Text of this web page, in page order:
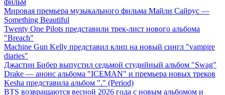
фильм
Мировая премьера музыкального фильма Майли Сайрус —
Something Beautiful
Twenty One Pilots представили трек-лист нового альбома
"Breach"
Machine Gun Kelly представил клип на новый сингл "vampire
diaries"
Джастин Бибер выпустил седьмой студийный альбом "Swag"
Drake — анонс альбома "ICEMAN" и премьера новых треков
Kesha представила альбом "." (Period)
BTS возвращаются весной 2026 года с новым альбомом и